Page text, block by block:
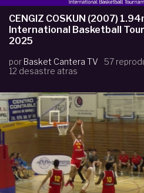
CENGIZ COSKUN (2007)
International Basketball
2025
por Basket Cantera TV
57
12 desastre atras